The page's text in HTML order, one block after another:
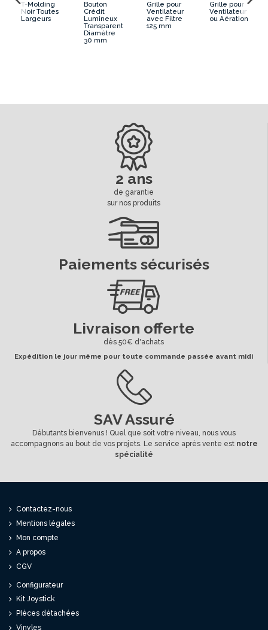
Dimension cosses Microswitch 2.8 mm
2018-10-12
T-Molding
Noir Toutes
Largeurs
Bouton
Crédit
Lumineux
Transparent
Diamètre
30 mm
Grille pour
Ventilateur
avec Filtre
125 mm
Grille pour
Ventilateur
ou Aération
2 ans
de garantie
sur nos produits
Paiements sécurisés
Livraison offerte
dès 50€ d'achats
Expédition le jour même pour toute commande passée avant midi
SAV Assuré
Débutants bienvenus ! Quel que soit votre niveau, nous vous
accompagnons au bout de vos projets. Le service après vente est notre
spécialité
Contactez-nous
Mentions légales
Mon compte
A propos
CGV
Configurateur
Kit Joystick
PIèces détachées
Vinyles